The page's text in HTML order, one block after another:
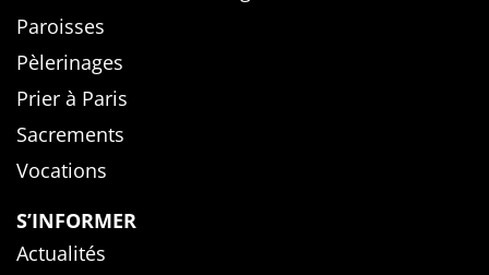
Paroisses
Pèlerinages
Prier à Paris
Sacrements
Vocations
S’INFORMER
Actualités